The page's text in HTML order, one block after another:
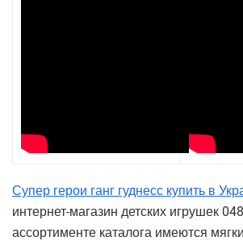
Супер герои ганг гуднесс купить в
интернет-магазин детских игрушек
ассортименте каталога имеются